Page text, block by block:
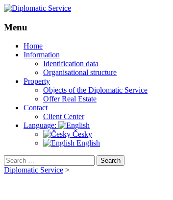
Menu
Skip
Home
Information
Identification data
Organisational structure
Property
Objects of the Diplomatic Service
Offer Real Estate
Contact
Client Center
Language:
Česky
English
Search
for:
Diplomatic Service >